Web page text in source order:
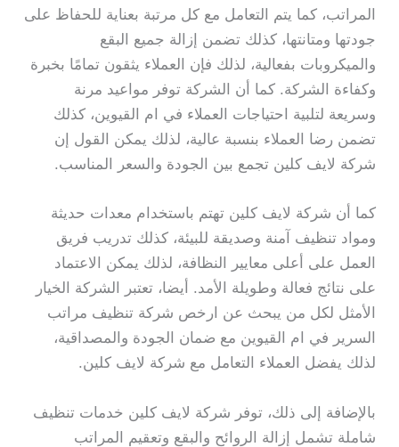
المراتب، كما يتم التعامل مع كل مرتبة بعناية للحفاظ على
جودتها ومتانتها، كذلك تضمن إزالة جميع البقع
والميكروبات بفعالية، لذلك فإن العملاء يثقون تمامًا بخبرة
وكفاءة الشركة. كما أن الشركة توفر مواعيد مرنة
وسريعة لتلبية احتياجات العملاء في ام القيوين، كذلك
تضمن رضا العملاء بنسبة عالية، لذلك يمكن القول إن
شركة لايف كلين تجمع بين الجودة والسعر المناسب.
كما أن شركة لايف كلين تهتم باستخدام معدات حديثة
ومواد تنظيف آمنة وصديقة للبيئة، كذلك تدريب فريق
العمل على أعلى معايير النظافة، لذلك يمكن الاعتماد
على نتائج فعالة وطويلة الأمد. أيضا، تعتبر الشركة الخيار
الأمثل لكل من يبحث عن ارخص شركة تنظيف مراتب
السرير في ام القيوين مع ضمان الجودة والمصداقية،
لذلك يفضل العملاء التعامل مع شركة لايف كلين.
بالإضافة إلى ذلك، توفر شركة لايف كلين خدمات تنظيف
شاملة تشمل إزالة الروائح والبقع وتعقيم المراتب